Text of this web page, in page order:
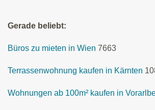
Gerade beliebt:
Büros zu mieten in Wien 7663
Terrassenwohnung kaufen in Kärnten
Wohnungen ab 100m² kaufen in